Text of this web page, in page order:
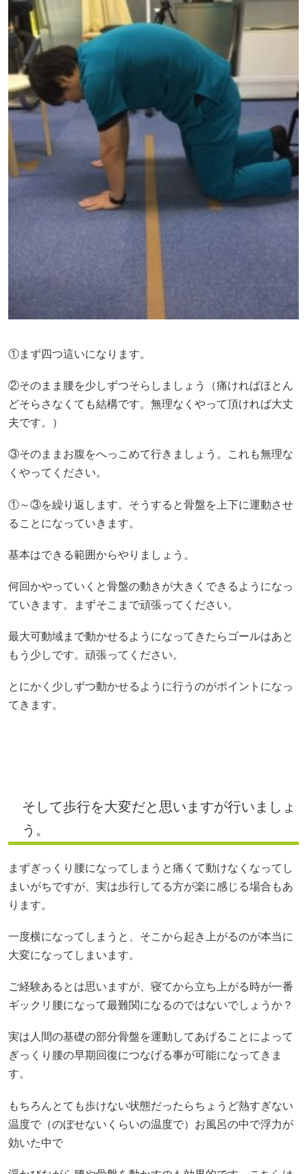
①まず四つ這いになります。
②そのまま腰を少しずつそらしましょう（痛ければほとん
どそらさなくても結構です。無理なくやって頂ければ大丈
夫です。）
③そのままお腹をへっこめて行きましょう。これも無理な
くやってください。
①～③を繰り返します。そうすると骨盤を上下に運動させ
ることになっていきます。
基本はできる範囲からやりましょう。
何回かやっていくと骨盤の動きが大きくできるようになっ
ていきます。まずそこまで頑張ってください。
最大可動域まで動かせるようになってきたらゴールはあと
もう少しです。頑張ってください。
とにかく少しずつ動かせるように行うのがポイントになっ
てきます。
そして歩行を大変だと思いますが行いましょ
う。
まずぎっくり腰になってしまうと痛くて動けなくなってし
まいがちですが、実は歩行してる方が楽に感じる場合もあ
ります。
一度横になってしまうと、そこから起き上がるのが本当に
大変になってしまいます。
ご経験あるとは思いますが、寝てから立ち上がる時が一番
ギックリ腰になって最難関になるのではないでしょうか？
実は人間の基礎の部分骨盤を運動してあげることによって
ぎっくり腰の早期回復につなげる事が可能になってきま
す。
もちろんとても歩けない状態だったらちょうど熱すぎない
温度で（のぼせないくらいの温度で）お風呂の中で浮力が
効いた中で